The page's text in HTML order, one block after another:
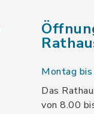
Montag
Das
von 8.00